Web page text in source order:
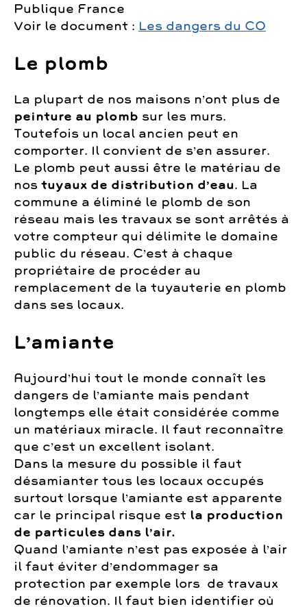
Publique France
Voir le document : Les dangers du CO
Le plomb
La plupart de nos maisons n’ont plus de
peinture au plomb sur les murs.
Toutefois un local ancien peut en
comporter. Il convient de s’en assurer.
Le plomb peut aussi être le matériau de
nos tuyaux de distribution d’eau. La
commune a éliminé le plomb de son
réseau mais les travaux se sont arrêtés à
votre compteur qui délimite le domaine
public du réseau. C’est à chaque
propriétaire de procéder au
remplacement de la tuyauterie en plomb
dans ses locaux.
L’amiante
Aujourd’hui tout le monde connaît les
dangers de l’amiante mais pendant
longtemps elle était considérée comme
un matériaux miracle. Il faut reconnaître
que c’est un excellent isolant.
Dans la mesure du possible il faut
désamianter tous les locaux occupés
surtout lorsque l’amiante est apparente
car le principal risque est la production
de particules dans l’air.
Quand l’amiante n’est pas exposée à l’air
il faut éviter d’endommager sa
protection par exemple lors de travaux
de rénovation. Il faut bien identifier où